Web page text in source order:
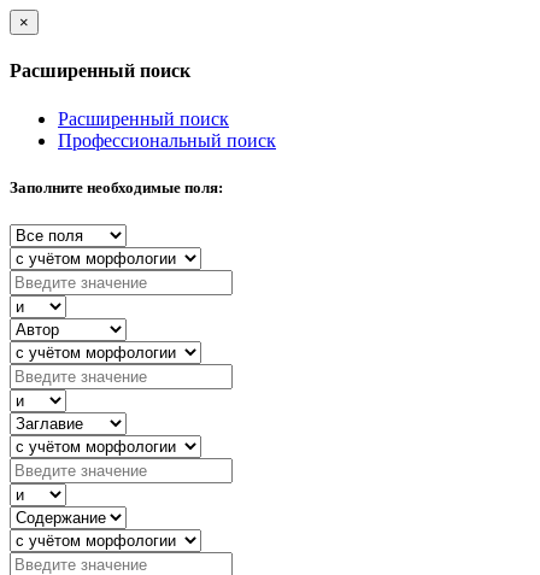
×
Расширенный поиск
Расширенный поиск
Профессиональный поиск
Заполните необходимые поля: